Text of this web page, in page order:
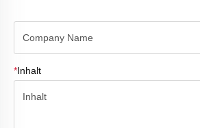
*Inhalt